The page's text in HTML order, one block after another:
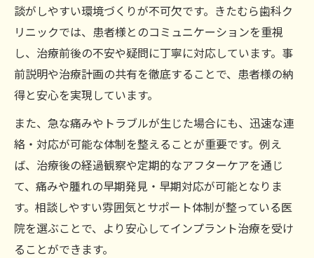
談がしやすい環境づくりが不可欠です。きたむら歯科ク
リニックでは、患者様とのコミュニケーションを重視
し、治療前後の不安や疑問に丁寧に対応しています。事
前説明や治療計画の共有を徹底することで、患者様の納
得と安心を実現しています。
また、急な痛みやトラブルが生じた場合にも、迅速な連
絡・対応が可能な体制を整えることが重要です。例え
ば、治療後の経過観察や定期的なアフターケアを通じ
て、痛みや腫れの早期発見・早期対応が可能となりま
す。相談しやすい雰囲気とサポート体制が整っている医
院を選ぶことで、より安心してインプラント治療を受け
ることができます。